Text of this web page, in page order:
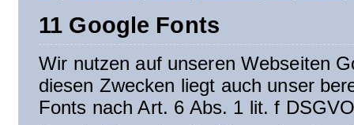
11 Google Fonts
Wir nutzen auf unseren Webseiten
diesen Zwecken liegt auch unser
Fonts nach Art. 6 Abs. 1 lit. f